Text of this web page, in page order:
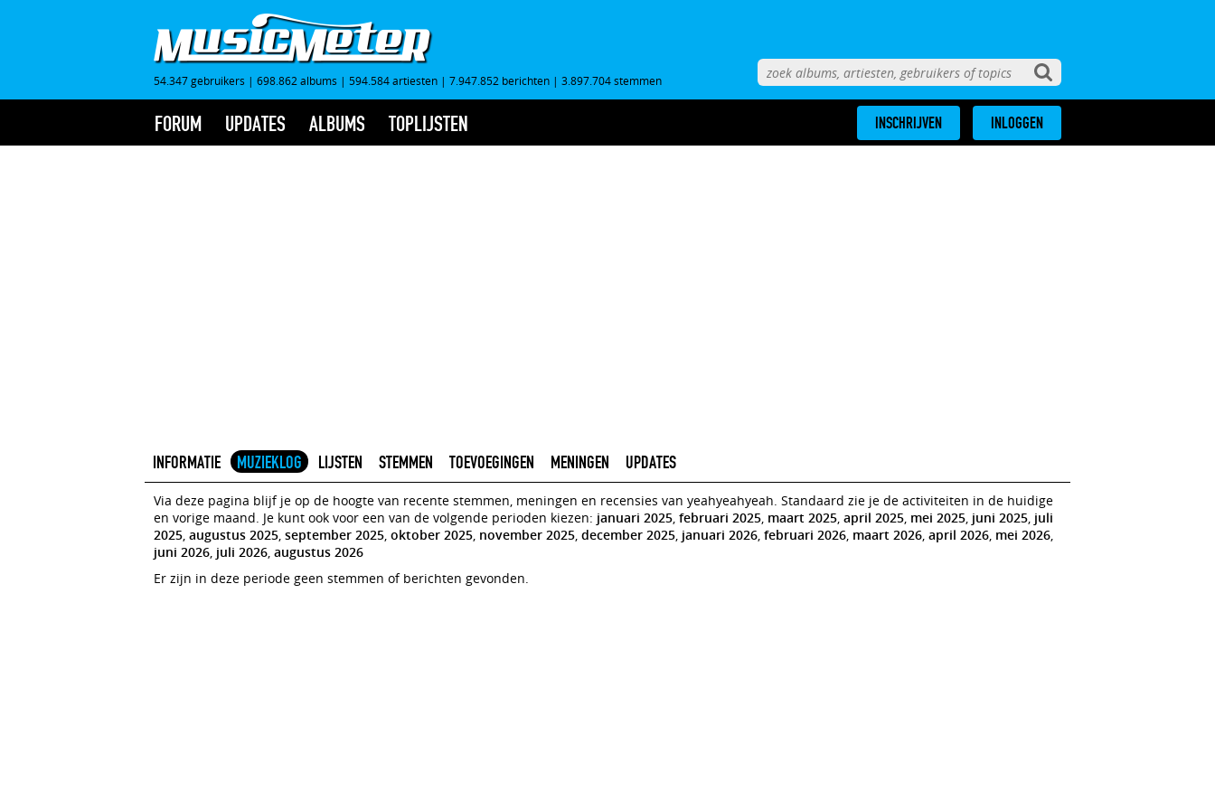
54.347 gebruikers | 698.862 albums | 594.584 artiesten | 7.947.852 berichten | 3.897.704 stemmen
FORUM UPDATES ALBUMS TOPLIJSTEN INSCHRIJVEN INLOGGEN
INFORMATIE MUZIEKLOG LIJSTEN STEMMEN TOEVOEGINGEN MENINGEN UPDATES
Via deze pagina blijf je op de hoogte van recente stemmen, meningen en recensies van yeahyeahyeah. Standaard zie je de activiteiten in de huidige
en vorige maand. Je kunt ook voor een van de volgende perioden kiezen: januari 2025, februari 2025, maart 2025, april 2025, mei 2025, juni 2025, juli
2025, augustus 2025, september 2025, oktober 2025, november 2025, december 2025, januari 2026, februari 2026, maart 2026, april 2026, mei 2026,
juni 2026, juli 2026, augustus 2026
Er zijn in deze periode geen stemmen of berichten gevonden.